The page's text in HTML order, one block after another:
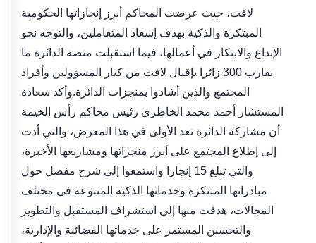
لافت، حيث عرضت المحاكم أبرز إنجازاتها الحكومية
المبتكرة والذكية بهدف إسعاد المتعاملين، والتوجه نحو
الإبداع والابتكار في أعمالها، فيما استقبلت منصة الدائرة ما
يقارب 300 زائرا بإقبال لافت من كبار المسؤولين وأفراد
المجتمع والذين أشادوا بمنجزات الدائرة.وأكد سعادة
المستشار أحمد محمد الخاطري رئيس محاكم رأس الخيمة
أن مشاركة الدائرة تعد الأولى في هذا المعرض، والتي أدت
إلى إطلاع المجتمع على أبرز منجزاتها ومشاريعها الأخيرة،
والتي تبلغ 15 إنجازا واستمعوا إلى شرح مفصل حول
مبادراتها المبتكرة وخدماتها الذكية المتنوعة في مختلف
المجالات، هدفت منها إلى استشراف المستقبل والتطوير
والتحسين المستمر على خدماتها القضائية والإدارية،